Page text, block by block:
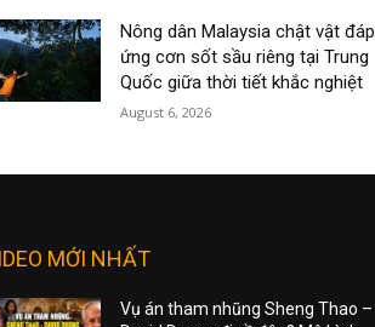
Nông dân Malaysia chật vật đáp
ứng cơn sốt sầu riêng tại Trung
Quốc giữa thời tiết khắc nghiệt
August 6, 2026
MỚI NHẤT
Vụ án tham nhũng Sheng Thao –